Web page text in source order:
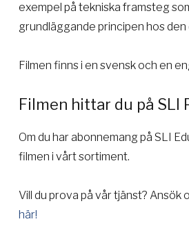
exempel på tekniska framsteg
grundläggande principen hos
Filmen finns i en svensk och en
Filmen hittar du på SLI
Om du har abonnemang på SLI
filmen i vårt sortiment.
Vill du prova på vår tjänst? Ansök
här!